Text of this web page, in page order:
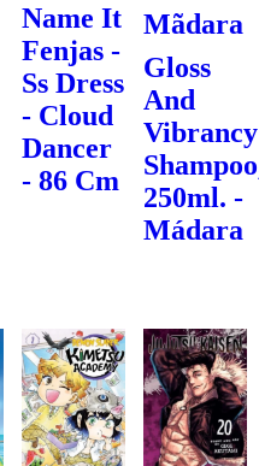
Name It
Fenjas -
Ss Dress
- Cloud
Dancer
- 86 Cm
Mãdara
Gloss
And
Vibrancy
250ml. -
Mádara